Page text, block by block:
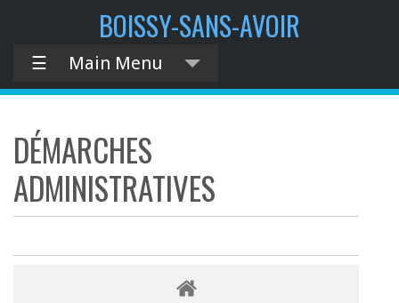
BOISSY-SANS-AVOIR
☰ Main Menu
DÉMARCHES
ADMINISTRATIVES